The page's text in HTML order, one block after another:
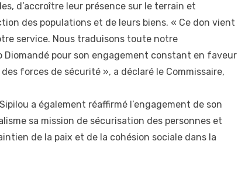
d’accroître leur présence sur le terrain et
des populations et de leurs biens. « Ce don vient
service. Nous traduisons toute notre
Diomandé pour son engagement constant en faveur
forces de sécurité », a déclaré le Commissaire,
a également réaffirmé l’engagement de son
sa mission de sécurisation des personnes et
de la paix et de la cohésion sociale dans la